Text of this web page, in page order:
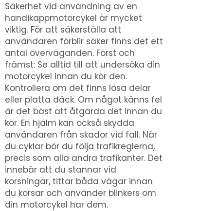
Säkerhet vid användning av en
handikappmotorcykel är mycket
viktig. För att säkerställa att
användaren förblir säker finns det ett
antal överväganden. Först och
främst: Se alltid till att undersöka din
motorcykel innan du kör den.
Kontrollera om det finns lösa delar
eller platta däck. Om något känns fel
är det bäst att åtgärda det innan du
kör. En hjälm kan också skydda
användaren från skador vid fall. När
du cyklar bör du följa trafikreglerna,
precis som alla andra trafikanter. Det
innebär att du stannar vid
korsningar, tittar båda vägar innan
du korsar och använder blinkers om
din motorcykel har dem.